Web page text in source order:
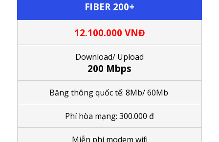
FIBER 200+
12.100.000 VNĐ
Download/ Upload
200 Mbps
Băng thông quốc tế: 8Mb/ 60Mb
Phí hòa mạng: 300.000 đ
Miễn phí modem wifi